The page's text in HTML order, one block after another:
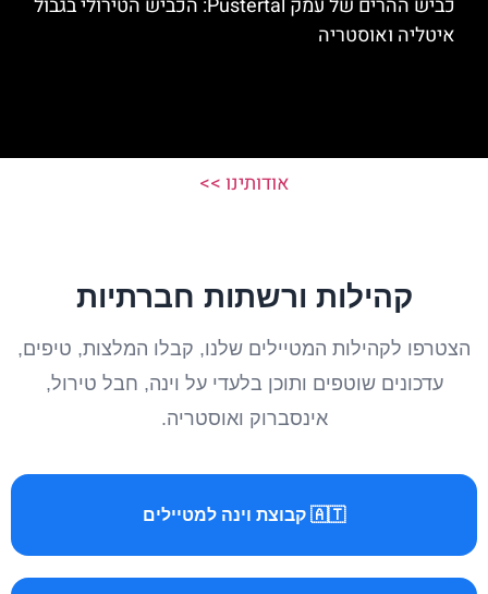
איטליה ואוסטריה
אודותינו >>
קהילות ורשתות חברתיות
הצטרפו לקהילות המטיילים שלנו, קבלו המלצות, טיפים,
עדכונים שוטפים ותוכן בלעדי על וינה, חבל טירול,
אינסברוק ואוסטריה.
🇦🇹 קבוצת וינה למטיילים